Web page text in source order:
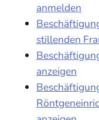
anmelden
stillenden
anzeigen